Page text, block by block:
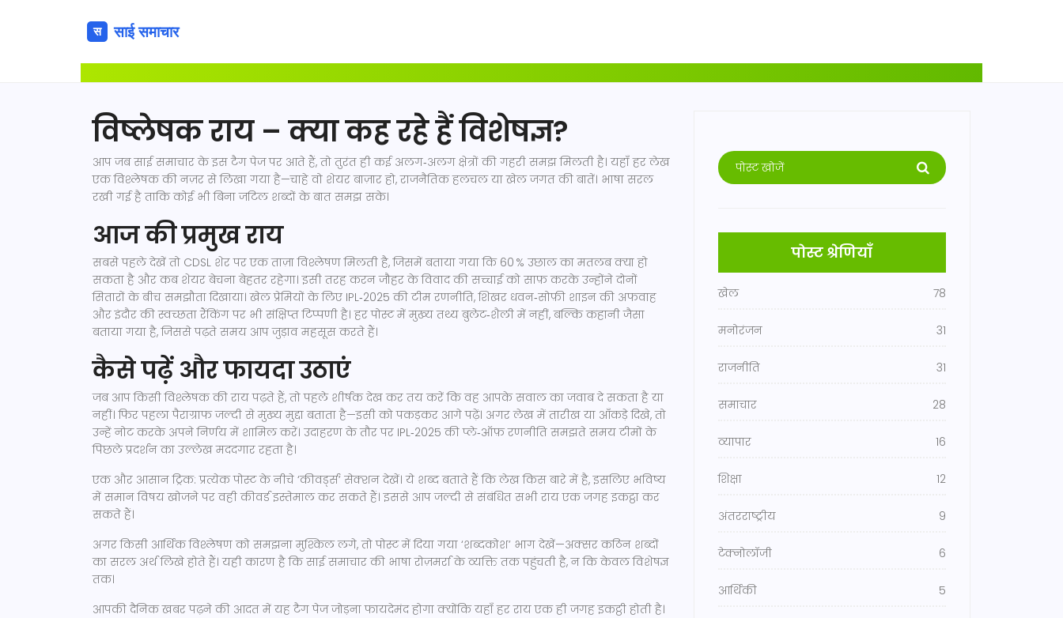
विष्ले‍षक राय – क्या कह रहे हैं विशेषज्ञ?
आप जब साई समाचार के इस टैग पेज पर आते हैं, तो तुरंत ही कई अलग‑अलग क्षेत्रों की गहरी समझ मिलती है। यहाँ हर लेख
एक विश्लेषक की नज़र से लिखा गया है—चाहे वो शेयर बाज़ार हो, राजनैतिक हलचल या खेल जगत की बातें। भाषा सरल
रखी गई है ताकि कोई भी बिना जटिल शब्दों के बात समझ सके।
आज की प्रमुख राय
सबसे पहले देखें तो CDSL शेर पर एक ताज़ा विश्लेषण मिलती है, जिसमें बताया गया कि 60 % उछाल का मतलब क्या हो
सकता है और कब शेयर बेचना बेहतर रहेगा। इसी तरह करन जौहर के विवाद की सच्चाई को साफ़ करके उन्होंने दोनों
सितारों के बीच समझौता दिखाया। खेल प्रेमियों के लिए IPL‑2025 की टीम रणनीति, शिखर धवन‑सोफ़ी शाइन की अफवाह
और इंदौर की स्वच्छता रैंकिंग पर भी संक्षिप्त टिप्पणी है। हर पोस्ट में मुख्य तथ्य बुलेट‑शैली में नहीं, बल्कि कहानी जैसा
बताया गया है, जिससे पढ़ते समय आप जुड़ाव महसूस करते हैं।
कैसे पढ़ें और फायदा उठाएं
जब आप किसी विश्लेषक की राय पढ़ते हैं, तो पहले शीर्षक देख कर तय करें कि वह आपके सवाल का जवाब दे सकता है या
नहीं। फिर पहला पैराग्राफ जल्दी से मुख्य मुद्दा बताता है—इसी को पकड़कर आगे पढ़ें। अगर लेख में तारीख या आँकड़े दिखे, तो
उन्हें नोट करके अपने निर्णय में शामिल करें। उदाहरण के तौर पर IPL‑2025 की प्ले‑ऑफ़ रणनीति समझते समय टीमों के
पिछले प्रदर्शन का उल्लेख मददगार रहता है।
एक और आसान ट्रिक: प्रत्येक पोस्ट के नीचे ‘कीवर्ड्स’ सेक्शन देखें। ये शब्द बताते हैं कि लेख किस बारे में है, इसलिए भविष्य
में समान विषय खोजने पर वही कीवर्ड इस्तेमाल कर सकते हैं। इससे आप जल्दी से संबंधित सभी राय एक जगह इकट्ठा कर
सकते हैं।
अगर किसी आर्थिक विश्लेषण को समझना मुश्किल लगे, तो पोस्ट में दिया गया ‘शब्दकोश’ भाग देखें—अक्सर कठिन शब्दों
का सरल अर्थ लिखे होते हैं। यही कारण है कि साई समाचार की भाषा रोज़मर्रा के व्यक्ति तक पहुंचती है, न कि केवल विशेषज्ञ
तक।
आपकी दैनिक खबर पढ़ने की आदत में यह टैग पेज जोड़ना फायदेमंद होगा क्योंकि यहाँ हर राय एक ही जगह इकट्ठी होती है।
पोस्ट श्रेणियाँ
खेल 78
मनोरंजन 31
राजनीति 31
समाचार 28
व्यापार 16
शिक्षा 12
अंतरराष्ट्रीय 9
टेक्नोलॉजी 6
आर्थिकी 5